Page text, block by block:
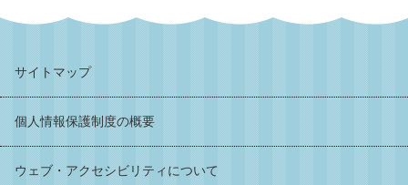
サイトマップ
個人情報保護制度の概要
ウェブ・アクセシビリティについて